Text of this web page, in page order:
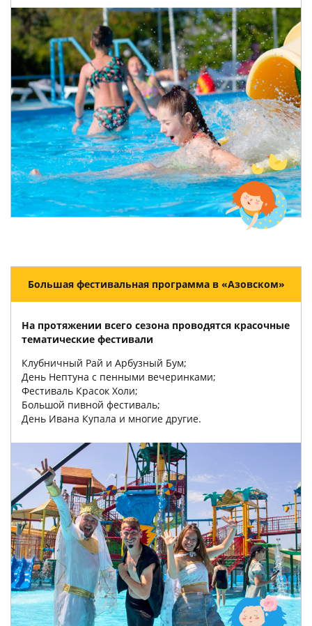
Большая фестивальная программа в «Азовском»
На протяжении всего сезона проводятся красочные
тематические фестивали
Клубничный Рай и Арбузный Бум;
День Нептуна с пенными вечеринками;
Фестиваль Красок Холи;
Большой пивной фестиваль;
День Ивана Купала и многие другие.